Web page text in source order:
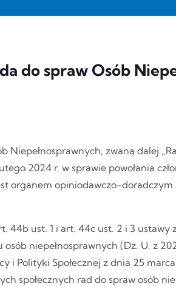
do spraw Osób
Niepełnosprawnych, zwaną dalej
2024 r. w sprawie powołania
organem opiniodawczo-
44b ust. 1 i art. 44c ust. 2 i 3
niepełnosprawnych (Dz. U. z
i Polityki Społecznej z dnia 25
społecznych rad do spraw osób